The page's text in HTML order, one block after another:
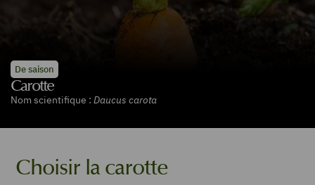
De saison
Carotte
Nom scientifique : Daucus carota
Choisir la carotte